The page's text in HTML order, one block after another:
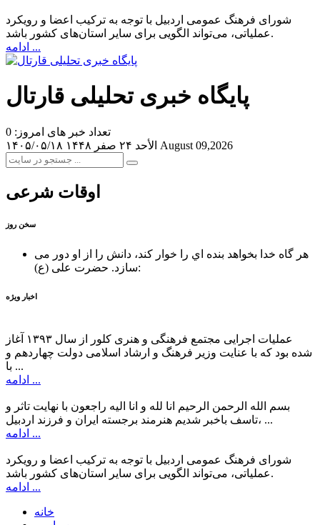
شورای فرهنگ عمومی اردبیل با توجه به ترکیب اعضا و رویکرد
عملیاتی، می‌تواند الگویی برای سایر استان‌های کشور باشد.
ادامه ...
پایگاه خبری تحلیلی قارتال
تعداد خبر های امروز: 0
۱۴۰۵/۰۵/۱۸
الأحد ۲۴ صفر ۱۴۴۸ August 09,2026
اوقات شرعی
سخن روز
هر گاه خدا بخواهد بنده اي را خوار كند، دانش را از او دور می
سازد.حضرت علی (ع):
اخبار ویژه
عملیات اجرایی مجتمع فرهنگی و هنری کلور از سال ۱۳۹۳ آغاز
شده بود که با عنایت وزیر فرهنگ و ارشاد اسلامی دولت چهاردهم و
با ...
ادامه ...
بسم الله الرحمن الرحیم انا لله و انا الیه راجعون با نهایت تاثر و
تاسف باخبر شدیم هنرمند برجسته ایران و فرزند اردبیل، ...
ادامه ...
شورای فرهنگ عمومی اردبیل با توجه به ترکیب اعضا و رویکرد
عملیاتی، می‌تواند الگویی برای سایر استان‌های کشور باشد.
ادامه ...
خانه